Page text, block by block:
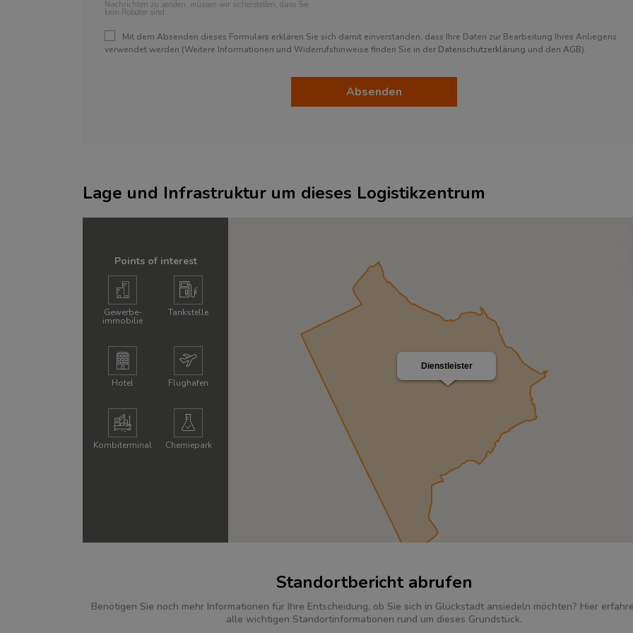
Nachrichten zu senden, müssen wir sicherstellen, dass Sie
kein Roboter sind.
Mit dem Absenden dieses Formulars erklären Sie sich damit einverstanden, dass Ihre Daten zur Bearbeitung Ihres Anliegens
verwendet werden (Weitere Informationen und Widerrufshinweise finden Sie in der Datenschutzerklärung und den AGB).
Absenden
Lage und Infrastruktur um dieses Logistikzentrum
Points of interest
Gewerbe­
immobilie
Tankstelle
Hotel Flughafen
Kombi­terminal Chemie­park
Dienstleister
Standortbericht abrufen
Benötigen Sie noch mehr Informationen für Ihre Entscheidung, ob Sie sich in Glückstadt ansiedeln möchten? Hier
alle wichtigen Standortinformationen rund um dieses Grundstück.